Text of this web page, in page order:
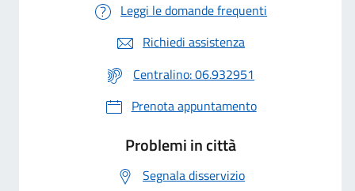
Leggi le domande frequenti
Richiedi assistenza
Centralino: 06.932951
Prenota appuntamento
Problemi in città
Segnala disservizio